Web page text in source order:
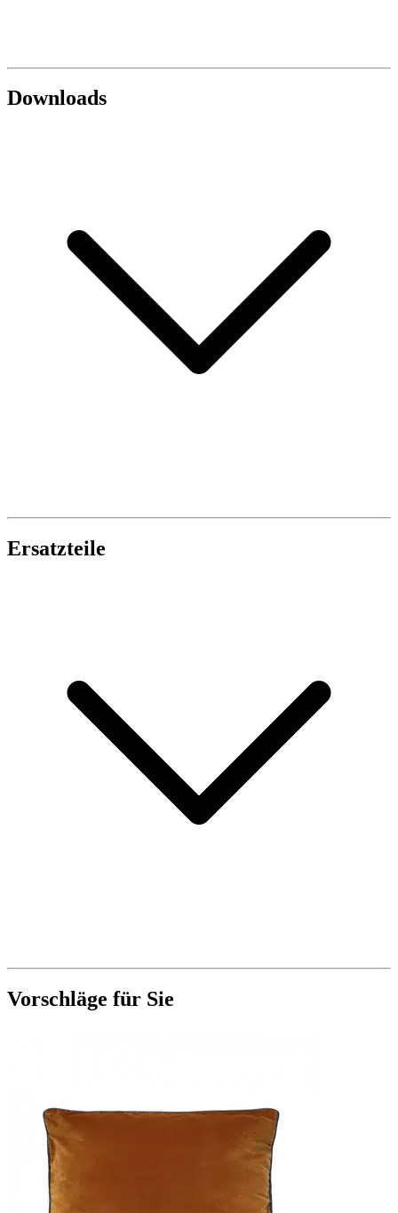
Downloads
Ersatzteile
Vorschläge für Sie